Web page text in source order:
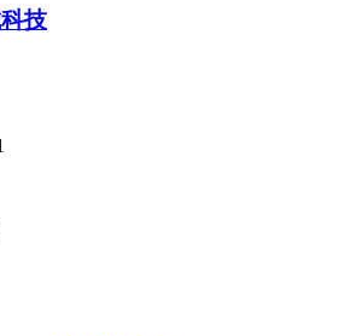
技